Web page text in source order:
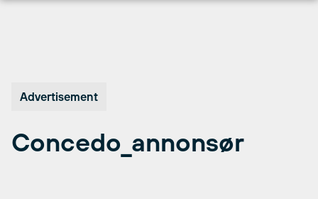
Advertisement
Concedo_annonsør